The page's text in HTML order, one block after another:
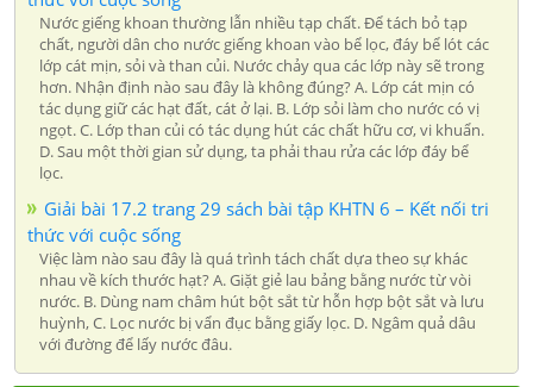
Nước giếng khoan thường lẫn nhiều tạp chất. Để tách bỏ tạp
chất, người dân cho nước giếng khoan vào bể lọc, đáy bể lót các
lớp cát mịn, sỏi và than củi. Nước chảy qua các lớp này sẽ trong
hơn. Nhận định nào sau đây là không đúng? A. Lớp cát mịn có
tác dụng giữ các hạt đất, cát ở lại. B. Lớp sỏi làm cho nước có vị
ngọt. C. Lớp than củi có tác dụng hút các chất hữu cơ, vi khuẩn.
D. Sau một thời gian sử dụng, ta phải thau rửa các lớp đáy bể
lọc.
Giải bài 17.2 trang 29 sách bài tập KHTN 6 – Kết nối tri
thức với cuộc sống
Việc làm nào sau đây là quá trình tách chất dựa theo sự khác
nhau về kích thước hạt? A. Giặt giẻ lau bảng bằng nước từ vòi
nước. B. Dùng nam châm hút bột sắt từ hỗn hợp bột sắt và lưu
huỳnh, C. Lọc nước bị vẩn đục bằng giấy lọc. D. Ngâm quả dâu
với đường để lấy nước đâu.